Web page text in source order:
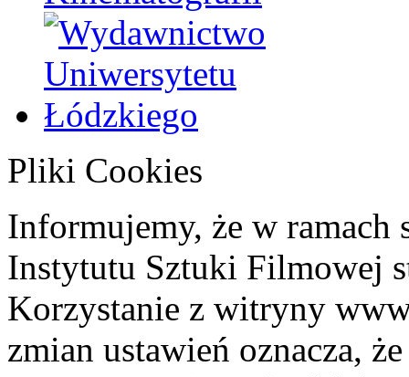
Pliki Cookies
Informujemy, że w ramach
Instytutu Sztuki Filmowej
Korzystanie z witryny
zmian ustawień oznacza,